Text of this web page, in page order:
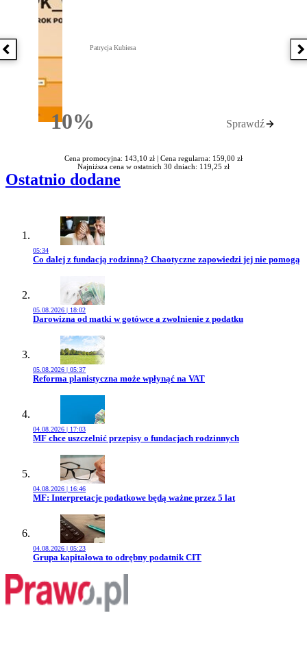
Poprzednia książka
10%Rabatu
Patrycja Kubiesa
Sprawdź
Cena promocyjna: 143,10 zł | Cena regularna: 159,00 zł
Najniższa cena w ostatnich 30 dniach: 119,25 zł
Ostatnio dodane
05:34
Przejdź do artykułu:
Co dalej z fundacją rodzinną? Chaotyczne zapowiedzi jej nie pomogą
05.08.2026 | 18:02
Przejdź do artykułu:
Darowizna od matki w gotówce a zwolnienie z podatku
05.08.2026 | 05:37
Przejdź do artykułu:
Reforma planistyczna może wpłynąć na VAT
04.08.2026 | 17:03
Przejdź do artykułu:
MF chce uszczelnić przepisy o fundacjach rodzinnych
04.08.2026 | 16:46
Przejdź do artykułu:
MF: Interpretacje podatkowe będą ważne przez 5 lat
04.08.2026 | 05:23
Przejdź do artykułu:
Grupa kapitałowa to odrębny podatnik CIT